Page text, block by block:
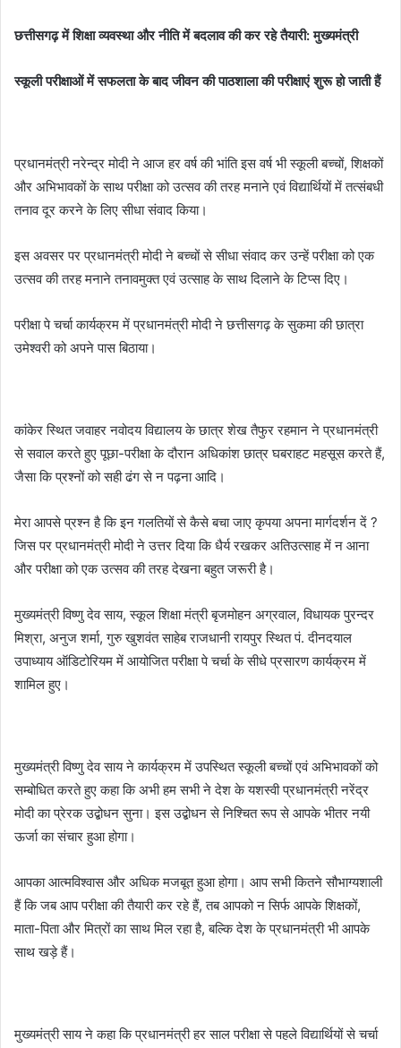
छत्तीसगढ़ में शिक्षा व्यवस्था और नीति में बदलाव की कर रहे तैयारी: मुख्यमंत्री
स्कूली परीक्षाओं में सफलता के बाद जीवन की पाठशाला की परीक्षाएं शुरू हो जाती हैं
प्रधानमंत्री नरेन्द्र मोदी ने आज हर वर्ष की भांति इस वर्ष भी स्कूली बच्चों, शिक्षकों
और अभिभावकों के साथ परीक्षा को उत्सव की तरह मनाने एवं विद्यार्थियों में तत्संबधी
तनाव दूर करने के लिए सीधा संवाद किया।
इस अवसर पर प्रधानमंत्री मोदी ने बच्चों से सीधा संवाद कर उन्हें परीक्षा को एक
उत्सव की तरह मनाने तनावमुक्त एवं उत्साह के साथ दिलाने के टिप्स दिए।
परीक्षा पे चर्चा कार्यक्रम में प्रधानमंत्री मोदी ने छत्तीसगढ़ के सुकमा की छात्रा
उमेश्वरी को अपने पास बिठाया।
कांकेर स्थित जवाहर नवोदय विद्यालय के छात्र शेख तैफुर रहमान ने प्रधानमंत्री
से सवाल करते हुए पूछा-परीक्षा के दौरान अधिकांश छात्र घबराहट महसूस करते हैं,
जैसा कि प्रश्नों को सही ढंग से न पढ़ना आदि।
मेरा आपसे प्रश्न है कि इन गलतियों से कैसे बचा जाए कृपया अपना मार्गदर्शन दें ?
जिस पर प्रधानमंत्री मोदी ने उत्तर दिया कि धैर्य रखकर अतिउत्साह में न आना
और परीक्षा को एक उत्सव की तरह देखना बहुत जरूरी है।
मुख्यमंत्री विष्णु देव साय, स्कूल शिक्षा मंत्री बृजमोहन अग्रवाल, विधायक पुरन्दर
मिश्रा, अनुज शर्मा, गुरु खुशवंत साहेब राजधानी रायपुर स्थित पं. दीनदयाल
उपाध्याय ऑडिटोरियम में आयोजित परीक्षा पे चर्चा के सीधे प्रसारण कार्यक्रम में
शामिल हुए।
मुख्यमंत्री विष्णु देव साय ने कार्यक्रम में उपस्थित स्कूली बच्चों एवं अभिभावकों को
सम्बोधित करते हुए कहा कि अभी हम सभी ने देश के यशस्वी प्रधानमंत्री नरेंद्र
मोदी का प्रेरक उद्बोधन सुना। इस उद्बोधन से निश्चित रूप से आपके भीतर नयी
ऊर्जा का संचार हुआ होगा।
आपका आत्मविश्वास और अधिक मजबूत हुआ होगा। आप सभी कितने सौभाग्यशाली
हैं कि जब आप परीक्षा की तैयारी कर रहे हैं, तब आपको न सिर्फ आपके शिक्षकों,
माता-पिता और मित्रों का साथ मिल रहा है, बल्कि देश के प्रधानमंत्री भी आपके
साथ खड़े हैं।
मुख्यमंत्री साय ने कहा कि प्रधानमंत्री हर साल परीक्षा से पहले विद्यार्थियों से चर्चा